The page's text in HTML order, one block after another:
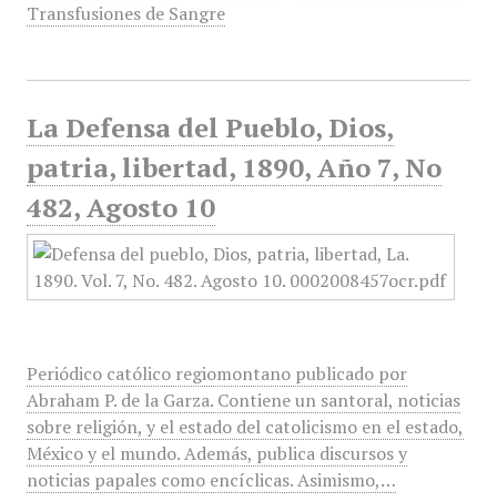
Transfusiones de Sangre
La Defensa del Pueblo, Dios,
patria, libertad, 1890, Año 7, No
482, Agosto 10
Periódico católico regiomontano publicado por
Abraham P. de la Garza. Contiene un santoral, noticias
sobre religión, y el estado del catolicismo en el estado,
México y el mundo. Además, publica discursos y
noticias papales como encíclicas. Asimismo,…